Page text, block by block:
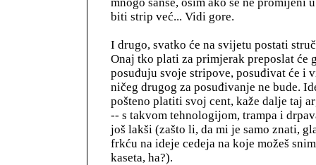
biti strip već... Vidi gore.
I drugo, svatko će na svijetu postati
Onaj tko plati za primjerak preposlat će
posuđuju svoje stripove, posuđivat će i
ničeg drugog za posuđivanje ne bude.
pošteno platiti svoj cent, kaže dalje taj
-- s takvom tehnologijom, trampa i
još lakši (zašto li, da mi je samo znati,
frkću na ideje cedeja na koje možeš
kaseta, ha?).